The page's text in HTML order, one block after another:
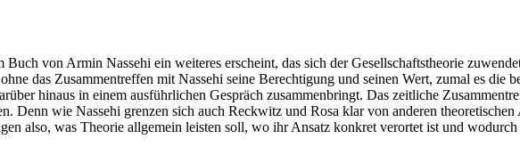
von Armin Nassehi ein weiteres erscheint, das sich der Gesellschaftstheorie
das Zusammentreffen mit Nassehi seine Berechtigung und seinen Wert, zumal es die
hinaus in einem ausführlichen Gespräch zusammenbringt. Das zeitliche
Denn wie Nassehi grenzen sich auch Reckwitz und Rosa klar von anderen
also, was Theorie allgemein leisten soll, wo ihr Ansatz konkret verortet ist und